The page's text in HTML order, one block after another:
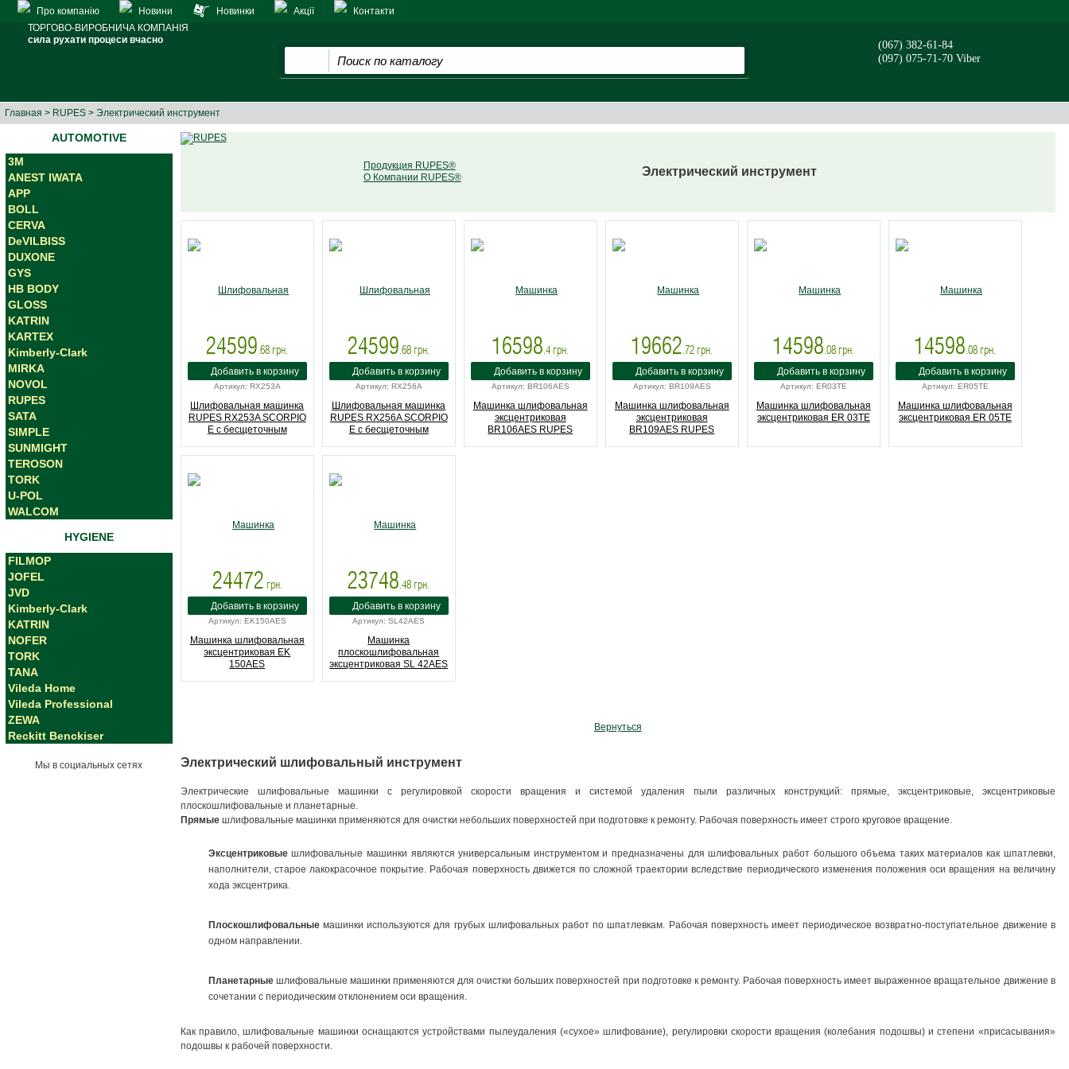
Про компанію Новини Новинки Акції
Контакти
ТОРГОВО-ВИРОБНИЧА КОМПАНІЯ
сила рухати процеси вчасно
(067) 382-61-84
(097) 075-71-70 Viber
Главная > RUPES > Электрический инструмент
AUTOMOTIVE
3M
ANEST IWATA
APP
BOLL
CERVA
DeVILBISS
DUXONE
GYS
HB BODY
GLOSS
KATRIN
KARTEX
Kimberly-Clark
MIRKA
NOVOL
RUPES
SATA
SIMPLE
SUNMIGHT
TEROSON
TORK
U-POL
WALCOM
HYGIENE
FILMOP
JOFEL
JVD
Kimberly-Clark
KATRIN
NOFER
TORK
TANA
Vileda Home
Vileda Professional
ZEWA
Reckitt Benckiser
Мы в социальных сетях
Продукция RUPES®
О Компании RUPES®
Электрический инструмент
24599 .68грн.
Артикул: RX253A
Шлифовальная машинка
RUPES RX253A SCORPIO
E с бесщеточным
24599 .68грн.
Артикул: RX256A
Шлифовальная машинка
RUPES RX256A SCORPIO
E с бесщеточным
16598 .4грн.
Артикул: BR106AES
Машинка шлифовальная
эксцентриковая
BR106AES RUPES
19662 .72грн.
Артикул: BR109AES
Машинка шлифовальная
эксцентриковая
BR109AES RUPES
14598 .08грн.
Артикул: ER03TE
Машинка шлифовальная
эксцентриковая ER 03TE
14598 .08грн.
Артикул: ER05TE
Машинка шлифовальная
эксцентриковая ER 05TE
24472 грн.
Артикул: EK150AES
Машинка шлифовальная
эксцентриковая EK
150AES
23748 .48грн.
Артикул: SL42AES
Машинка
плоскошлифовальная
эксцентриковая SL 42AES
Вернуться
Электрический шлифовальный инструмент
Электрические шлифовальные машинки с регулировкой скорости вращения и системой удаления пыли различных конструкций: прямые, эксцентриковые, эксцентриковые
плоскошлифовальные и планетарные.
Прямыешлифовальные машинки применяются для очистки небольших поверхностей при подготовке к ремонту. Рабочая поверхность имеет строго круговое вращение.
Эксцентриковыешлифовальные машинки являются универсальным инструментом и предназначены для шлифовальных работ большого объема таких материалов как шпатлевки,
наполнители, старое лакокрасочное покрытие. Рабочая поверхность движется по сложной траектории вследствие периодического изменения положения оси вращения на величину
хода эксцентрика.
Плоскошлифовальныемашинки используются для грубых шлифовальных работ по шпатлевкам. Рабочая поверхность имеет периодическое возвратно-поступательное движение в
одном направлении.
Планетарныешлифовальные машинки применяются для очистки больших поверхностей при подготовке к ремонту. Рабочая поверхность имеет выраженное вращательное движение в
сочетании с периодическим отклонением оси вращения.
Как правило, шлифовальные машинки оснащаются устройствами пылеудаления («сухое» шлифование), регулировки скорости вращения (колебания подошвы) и степени «присасывания»
подошвы к рабочей поверхности.